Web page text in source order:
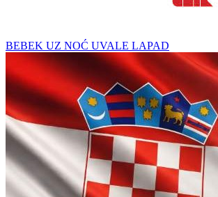
BEBEK UZ NOĆ UVALE LAPAD